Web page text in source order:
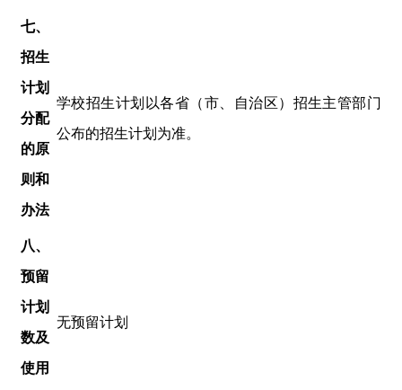
七、
招生
计划
分配
的原
则和
办法
学校招生计划以各省（市、自治区）招生主管部门
公布的招生计划为准。
八、
预留
计划
数及
使用
无预留计划